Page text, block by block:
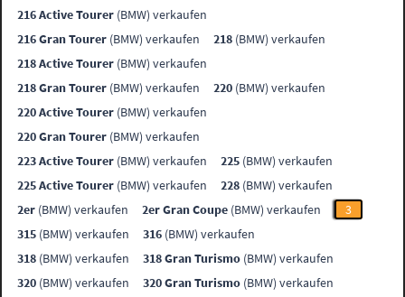
216 Active Tourer (BMW) verkaufen
216 Gran Tourer (BMW) verkaufen 218 (BMW) verkaufen
218 Active Tourer (BMW) verkaufen
218 Gran Tourer (BMW) verkaufen 220 (BMW) verkaufen
220 Active Tourer (BMW) verkaufen
220 Gran Tourer (BMW) verkaufen
223 Active Tourer (BMW) verkaufen 225 (BMW) verkaufen
225 Active Tourer (BMW) verkaufen 228 (BMW) verkaufen
2er (BMW) verkaufen 2er Gran Coupe (BMW) verkaufen
3
315 (BMW) verkaufen 316 (BMW) verkaufen
318 (BMW) verkaufen 318 Gran Turismo (BMW) verkaufen
320 (BMW) verkaufen 320 Gran Turismo (BMW) verkaufen